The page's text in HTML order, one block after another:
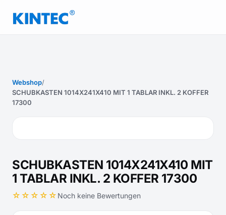
Webshop/
SCHUBKASTEN 1014X241X410 MIT 1 TABLAR INKL. 2 KOFFER
17300
SCHUBKASTEN 1014X241X410 MIT
1 TABLAR INKL. 2 KOFFER 17300
☆☆☆☆☆ Noch keine Bewertungen